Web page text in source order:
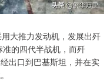
大推力发动机，发展出歼
的四代半战机，而歼
出口到巴基斯坦，并在实